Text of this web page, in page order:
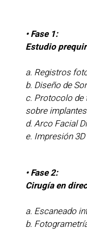
• Fase 1:
Estudio
a. Registros
b. Diseño de
c. Protocolo de
sobre
d. Arco Facial
e. Impresión 3D
• Fase 2:
Cirugía en
a. Escaneado
b.